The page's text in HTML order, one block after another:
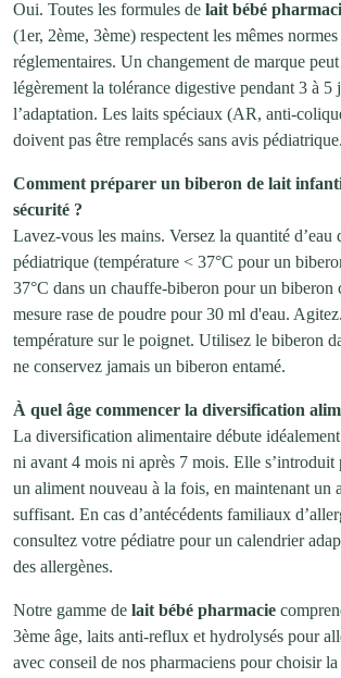
Oui. Toutes les formules de lait bébé
(1er, 2ème, 3ème) respectent les mêmes
réglementaires. Un changement de marque
légèrement la tolérance digestive pendant 3 à 5
l’adaptation. Les laits spéciaux (AR, anti-
doivent pas être remplacés sans avis pédiatrique.
Comment préparer un biberon de lait
sécurité ?
Lavez-vous les mains. Versez la quantité d’eau
pédiatrique (température < 37°C pour un
37°C dans un chauffe-biberon pour un biberon
mesure rase de poudre pour 30 ml d'eau.
température sur le poignet. Utilisez le biberon
ne conservez jamais un biberon entamé.
À quel âge commencer la diversification
La diversification alimentaire débute
ni avant 4 mois ni après 7 mois. Elle s’introduit
un aliment nouveau à la fois, en maintenant un
suffisant. En cas d’antécédents familiaux
consultez votre pédiatre pour un calendrier
des allergènes.
Notre gamme de lait bébé pharmacie
3ème âge, laits anti-reflux et hydrolysés pour
avec conseil de nos pharmaciens pour choisir